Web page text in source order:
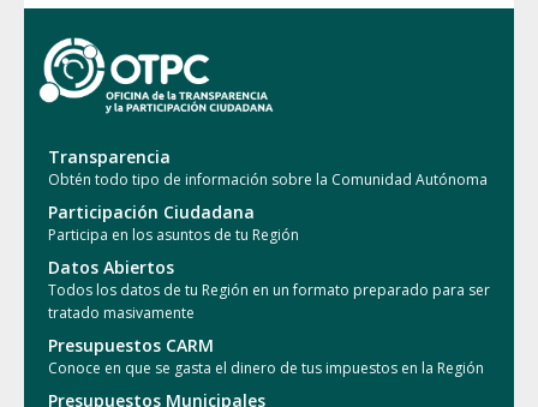
Transparencia
Obtén todo tipo de información sobre la Comunidad Autónoma
Participación Ciudadana
Participa en los asuntos de tu Región
Datos Abiertos
Todos los datos de tu Región en un formato preparado para ser
tratado masivamente
Presupuestos CARM
Conoce en que se gasta el dinero de tus impuestos en la Región
Presupuestos Municipales